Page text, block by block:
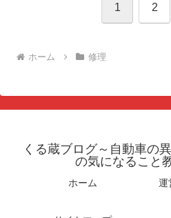
1 2
ホーム 修理
くる蔵ブログ～自動車の
の気になること
ホーム
運